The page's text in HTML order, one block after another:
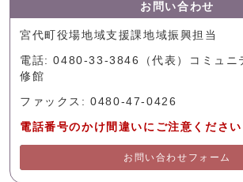
お問い合わせ
宮代町役場地域支援課地域振興担当
電話: 0480-33-3846（代表）コミュニ
修館
ファックス: 0480-47-0426
電話番号のかけ間違いにご注意ください
お問い合わせフォーム